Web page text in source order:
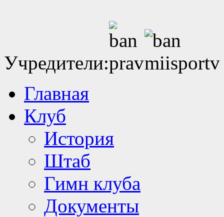
Учредители:
Главная
Клуб
История
Штаб
Гимн клуба
Документы